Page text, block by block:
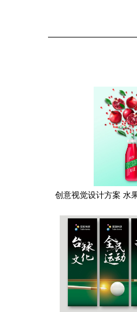
创意视觉设计方案 水